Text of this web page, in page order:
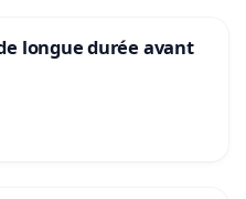
longue durée avant